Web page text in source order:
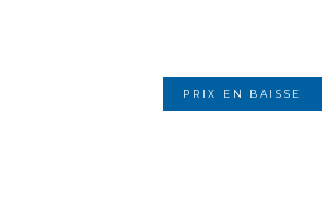
PRIX EN BAISSE